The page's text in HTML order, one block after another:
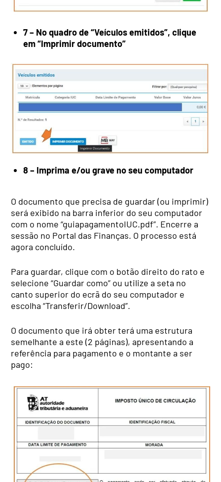
7 – No quadro de “Veículos emitidos”, clique
em “Imprimir documento”
8 – Imprima e/ou grave no seu computador
O documento que precisa de guardar (ou imprimir)
será exibido na barra inferior do seu computador
com o nome “guiapagamentoIUC.pdf”. Encerre a
sessão no Portal das Finanças. O processo está
agora concluído.
Para guardar, clique com o botão direito do rato e
selecione “Guardar como” ou utilize a seta no
canto superior do ecrã do seu computador e
escolha “Transferir/Download”.
O documento que irá obter terá uma estrutura
semelhante a este (2 páginas), apresentando a
referência para pagamento e o montante a ser
pago: